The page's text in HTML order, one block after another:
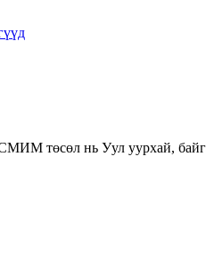
төсөл нь Уул уурхай,